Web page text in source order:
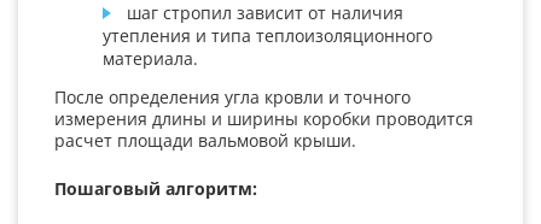
шаг стропил зависит от наличия
утепления и типа теплоизоляционного
материала.
После определения угла кровли и точного
измерения длины и ширины коробки проводится
расчет площади вальмовой крыши.
Пошаговый алгоритм: